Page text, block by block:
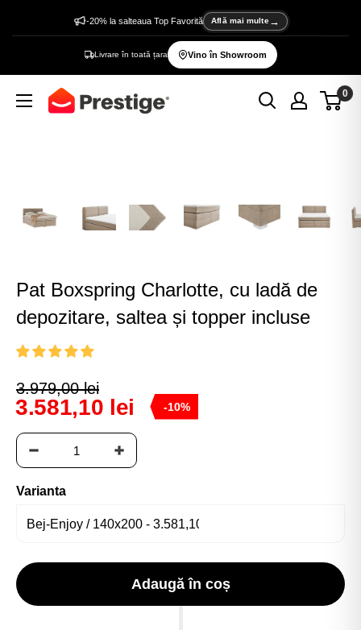
-20% la salteaua Top Favorită Află mai multe
Livrare în toată țara Vino în Showroom
Prestige
0
Pat Boxspring Charlotte, cu ladă de
depozitare, saltea și topper incluse
3.979,00 lei
3.581,10 lei -10%
Varianta
Adaugă în coș